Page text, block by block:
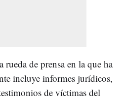
rueda de prensa en la que ha
incluye informes jurídicos,
de víctimas del